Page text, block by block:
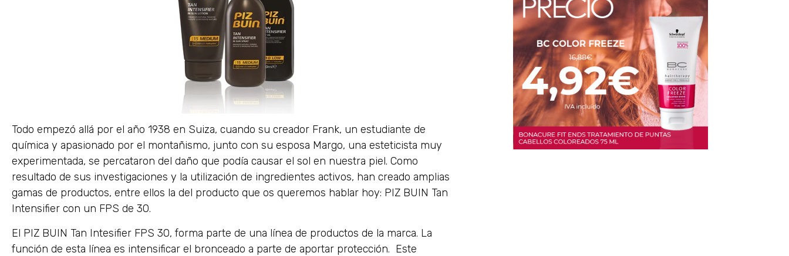
Todo empezó allá por el año 1938 en Suiza, cuando su creador Frank, un estudiante de
química y apasionado por el montañismo, junto con su esposa Margo, una esteticista muy
experimentada, se percataron del daño que podía causar el sol en nuestra piel. Como
resultado de sus investigaciones y la utilización de ingredientes activos, han creado amplias
gamas de productos, entre ellos la del producto que os queremos hablar hoy: PIZ BUIN Tan
Intensifier con un FPS de 30.
El PIZ BUIN Tan Intesifier FPS 30, forma parte de una línea de productos de la marca. La
función de esta línea es intensificar el bronceado a parte de aportar protección. Este